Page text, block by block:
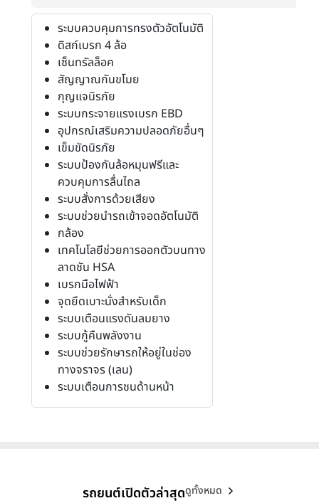
ระบบควบคุมการทรงตัวอัตโนมัติ
ดิสก์เบรก 4 ล้อ
เซ็นทรัลล็อค
สัญญาณกันขโมย
กุญแจนิรภัย
ระบบกระจายแรงเบรก EBD
อุปกรณ์เสริมความปลอดภัยอื่นๆ
เข็มขัดนิรภัย
ระบบป้องกันล้อหมุนฟรีและ
ควบคุมการลื่นไถล
ระบบสั่งการด้วยเสียง
ระบบช่วยนำรถเข้าจอดอัตโนมัติ
กล้อง
เทคโนโลยีช่วยการออกตัวบนทาง
ลาดชัน HSA
เบรกมือไฟฟ้า
จุดยึดเบาะนั่งสำหรับเด็ก
ระบบเตือนแรงดันลมยาง
ระบบกู้คืนพลังงาน
ระบบช่วยรักษารถให้อยู่ในช่อง
ทางจราจร (เลน)
ระบบเตือนการชนด้านหน้า
รถยนต์เปิดตัวล่าสุดดูทั้งหมด